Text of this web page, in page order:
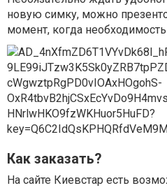
новую симку, можно
момент, когда
Как заказать?
На сайте Киевстар есть